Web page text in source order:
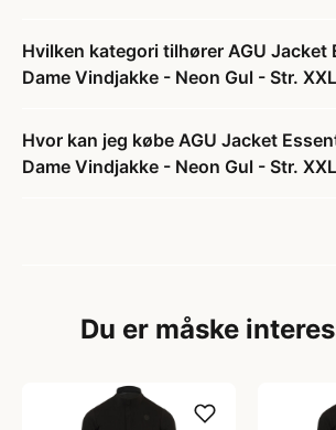
Hvilken kategori tilhører AGU Jacket
Dame Vindjakke - Neon Gul - Str.
Hvor kan jeg købe AGU Jacket
Dame Vindjakke - Neon Gul - Str.
Du er måske